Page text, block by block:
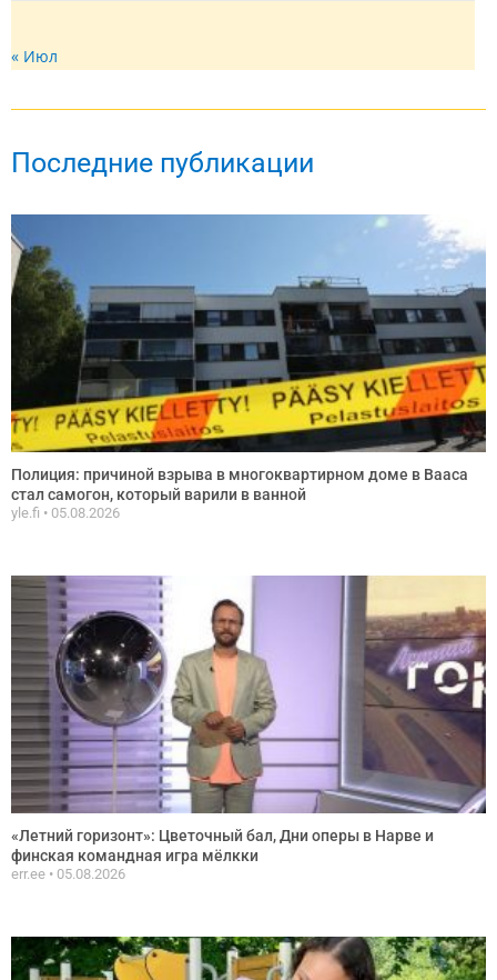
« Июл
Последние публикации
Полиция: причиной взрыва в многоквартирном доме в Вааса
стал самогон, который варили в ванной
yle.fi 05.08.2026
«Летний горизонт»: Цветочный бал, Дни оперы в Нарве и
финская командная игра мёлкки
err.ee 05.08.2026